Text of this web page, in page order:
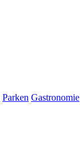
Parken Gastronomie